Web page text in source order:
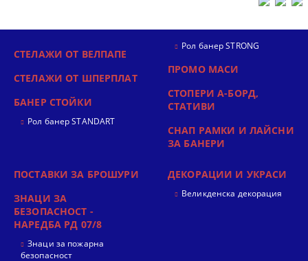
СТЕЛАЖИ ОТ ВЕЛПАПЕ
СТЕЛАЖИ ОТ ШПЕРПЛАТ
БАНЕР СТОЙКИ
Рол банер STANDART
Рол банер STRONG
ПРОМО МАСИ
СТОПЕРИ А-БОРД,
СТАТИВИ
СНАП РАМКИ И ЛАЙСНИ
ЗА БАНЕРИ
ПОСТАВКИ ЗА БРОШУРИ
ЗНАЦИ ЗА
БЕЗОПАСНОСТ -
НАРЕДБА РД 07/8
Знаци за пожарна
безопасност
ДЕКОРАЦИИ И УКРАСИ
Великденска декорация